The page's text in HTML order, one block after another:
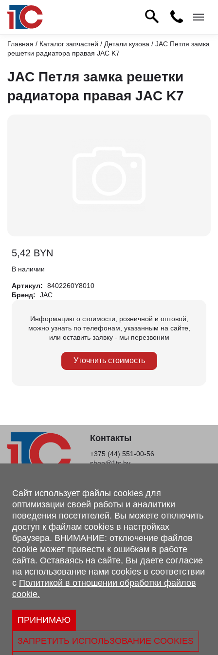
Главная / Каталог запчастей / Детали кузова / JAC Петля замка
решетки радиатора правая JAC K7
JAC Петля замка решетки
радиатора правая JAC K7
5,42 BYN
В наличии
Артикул:
8402260Y8010
Бренд:
JAC
Информацию о стоимости, розничной и оптовой,
можно узнать по телефонам, указанным на сайте,
или оставить заявку - мы перезвоним
Уточнить стоимость
Контакты
+375 (44) 551-00-56
shop@1tc.by
Магазин, склад
г. Минск, Минский р-н, п. Привольный, ул. Мира, 20А,
223062
г. Брест, ул. Лейтенанта Рябцева, 108 В, 224701
Обращаем Ваше внимание, что вся предоставленная на сайте
информация, касающаяся комплектаций, технических
характеристик, цветовых сочетаний, а также стоимости и
сервисного обслуживания носит информационный характер и
не является публичной офертой, определяемой п.2 ст.407
Гражданского кодекса Республики Беларусь.
Политика обработки персональных данных
Политикой в отношении обработки файлов cookie.
Сайт использует файлы cookies для
оптимизации своей работы и аналитики
поведения посетителей. Вы можете отключить
доступ к файлам cookies в настройках
браузера. ВНИМАНИЕ: отключение файлов
cookie может привести к ошибкам в работе
сайта. Оставаясь на сайте, Вы даете согласие
на использование нами cookies в соответствии
с Политикой в отношении обработки файлов
cookie.
ПРИНИМАЮ
ЗАПРЕТИТЬ ИСПОЛЬЗОВАНИЕ COOKIES